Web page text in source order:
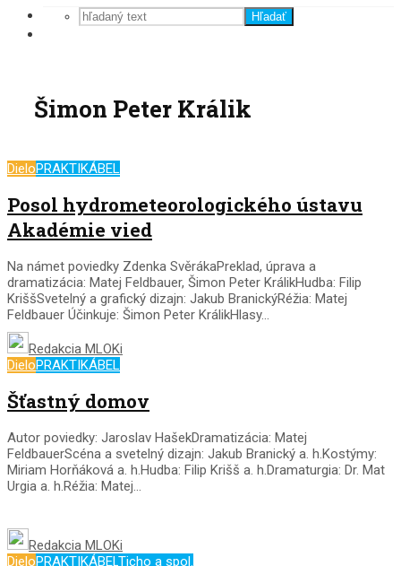
Hľadať
Šimon Peter Králik
DieloPRAKTIKÁBEL
Posol hydrometeorologického ústavu
Akadémie vied
Na námet poviedky Zdenka SvěrákaPreklad, úprava a
dramatizácia: Matej Feldbauer, Šimon Peter KrálikHudba: Filip
KriššSvetelný a grafický dizajn: Jakub BranickýRéžia: Matej
Feldbauer Účinkuje: Šimon Peter KrálikHlasy...
Redakcia MLOKi
DieloPRAKTIKÁBEL
Šťastný domov
Autor poviedky: Jaroslav HašekDramatizácia: Matej
FeldbauerScéna a svetelný dizajn: Jakub Branický a. h.Kostýmy:
Miriam Horňáková a. h.Hudba: Filip Krišš a. h.Dramaturgia: Dr. Mat
Urgia a. h.Réžia: Matej...
Redakcia MLOKi
DieloPRAKTIKÁBELTicho a spol.